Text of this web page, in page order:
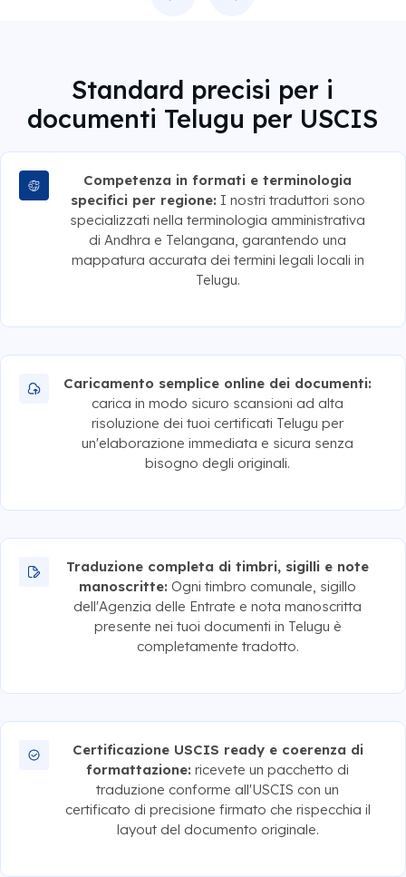
Standard precisi per i
documenti Telugu per USCIS
Competenza in formati e terminologia
specifici per regione: I nostri traduttori sono
specializzati nella terminologia amministrativa
di Andhra e Telangana, garantendo una
mappatura accurata dei termini legali locali in
Telugu.
Caricamento semplice online dei documenti:
carica in modo sicuro scansioni ad alta
risoluzione dei tuoi certificati Telugu per
un'elaborazione immediata e sicura senza
bisogno degli originali.
Traduzione completa di timbri, sigilli e note
manoscritte: Ogni timbro comunale, sigillo
dell'Agenzia delle Entrate e nota manoscritta
presente nei tuoi documenti in Telugu è
completamente tradotto.
Certificazione USCIS ready e coerenza di
formattazione: ricevete un pacchetto di
traduzione conforme all'USCIS con un
certificato di precisione firmato che rispecchia il
layout del documento originale.